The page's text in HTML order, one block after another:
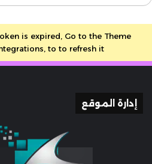
is expired, Go to the Theme
to to refresh it.
إدارة الموقع